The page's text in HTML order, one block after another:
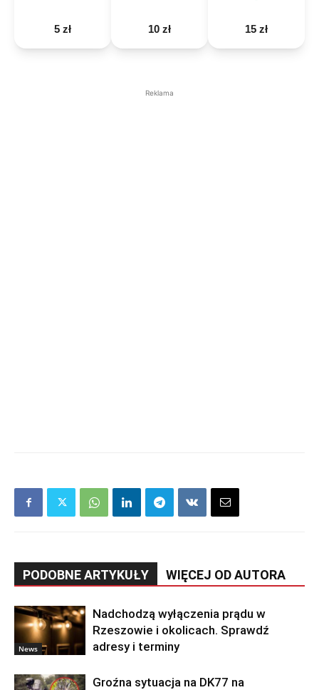
5 zł 10 zł 15 zł
Reklama
PODOBNE ARTYKUŁY WIĘCEJ OD AUTORA
News
Nadchodzą wyłączenia prądu w
Rzeszowie i okolicach. Sprawdź
adresy i terminy
Groźna sytuacja na DK77 na